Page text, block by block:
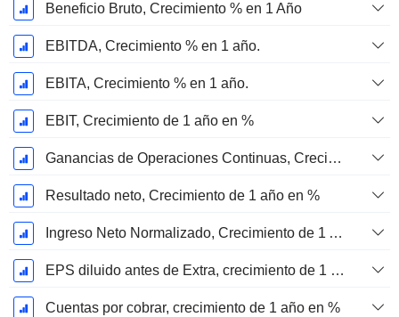
Beneficio Bruto, Crecimiento % en 1 Año
EBITDA, Crecimiento % en 1 año.
EBITA, Crecimiento % en 1 año.
EBIT, Crecimiento de 1 año en %
Ganancias de Operaciones Continuas, Crecimiento de 1 Año en %
Resultado neto, Crecimiento de 1 año en %
Ingreso Neto Normalizado, Crecimiento de 1 Año en %
EPS diluido antes de Extra, crecimiento de 1 año %
Cuentas por cobrar, crecimiento de 1 año en %